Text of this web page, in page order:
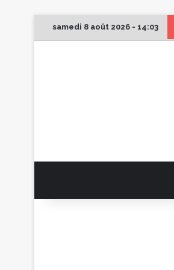
samedi 8 août 2026 - 14:03